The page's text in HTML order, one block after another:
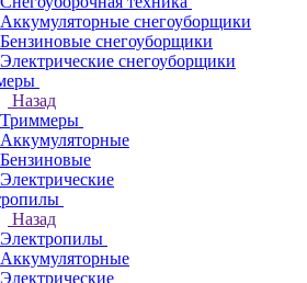
Аккумуляторные снегоуборщики
Бензиновые снегоуборщики
Электрические снегоуборщики
Назад
Триммеры
Аккумуляторные
Бензиновые
Электрические
Назад
Электропилы
Аккумуляторные
Электрические